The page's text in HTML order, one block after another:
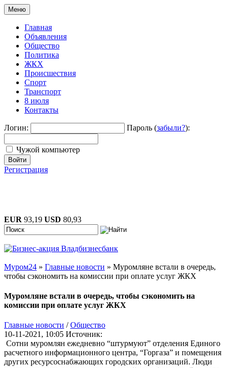
Меню
Главная
Объявления
Общество
Политика
ЖКХ
Происшествия
Спорт
Транспорт
8 июля
Контакты
Логин: Пароль (забыли?):
Чужой компьютер
Войти
Регистрация
EUR 93,19 USD 80,93
Муром24 » Главные новости » Муромляне встали в очередь,
чтобы сэкономить на комиссии при оплате услуг ЖКХ
Муромляне встали в очередь, чтобы сэкономить на
комиссии при оплате услуг ЖКХ
Главные новости /Общество
10-11-2021, 10:05 Источник:
Сотни муромлян ежедневно “штурмуют” отделения Единого
расчетного информационного центра, “Горгаза” и помещения
других ресурсоснабжающих городских организаций. Люди